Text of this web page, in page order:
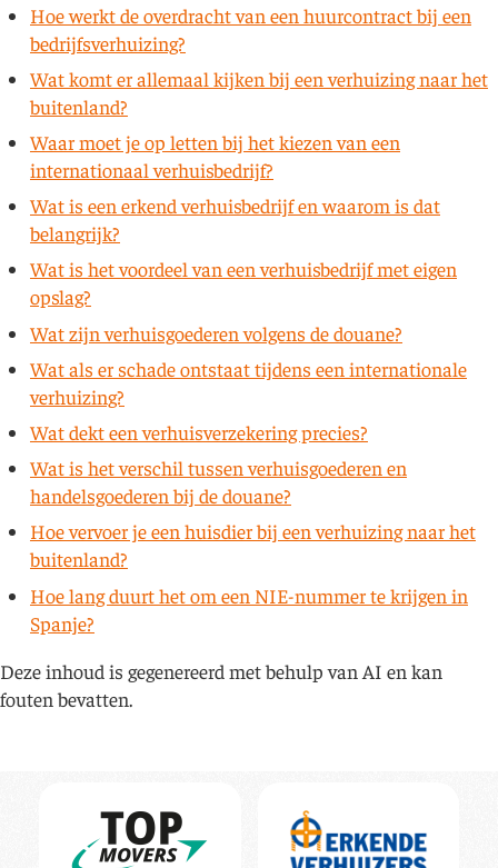
Hoe werkt de overdracht van een huurcontract bij een
bedrijfsverhuizing?
Wat komt er allemaal kijken bij een verhuizing naar het
buitenland?
Waar moet je op letten bij het kiezen van een
internationaal verhuisbedrijf?
Wat is een erkend verhuisbedrijf en waarom is dat
belangrijk?
Wat is het voordeel van een verhuisbedrijf met eigen
opslag?
Wat zijn verhuisgoederen volgens de douane?
Wat als er schade ontstaat tijdens een internationale
verhuizing?
Wat dekt een verhuisverzekering precies?
Wat is het verschil tussen verhuisgoederen en
handelsgoederen bij de douane?
Hoe vervoer je een huisdier bij een verhuizing naar het
buitenland?
Hoe lang duurt het om een NIE-nummer te krijgen in
Spanje?
Deze inhoud is gegenereerd met behulp van AI en kan
fouten bevatten.